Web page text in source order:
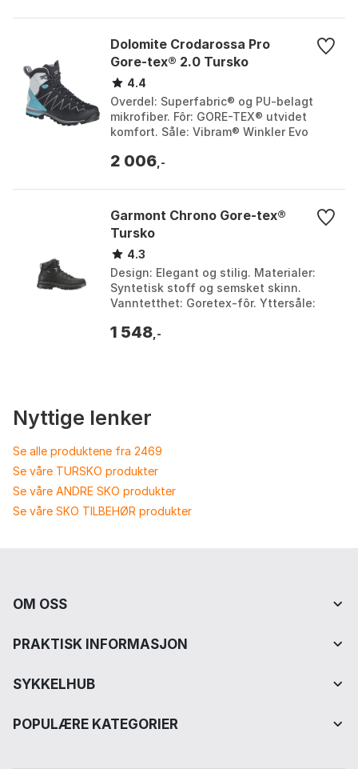
Dolomite Crodarossa Pro
Gore-tex® 2.0 Tursko
4.4
Overdel: Superfabric® og PU-belagt
mikrofiber. Fôr: GORE-TEX® utvidet
komfort. Såle: Vibram® Winkler Evo
presis. Farge: Blac...
2 006 ,-
Garmont Chrono Gore-tex®
Tursko
4.3
Design: Elegant og stilig. Materialer:
Syntetisk stoff og semsket skinn.
Vanntetthet: Goretex-fôr. Yttersåle:
Brown, Marigold ...
1 548 ,-
Nyttige lenker
Se alle produktene fra 2469
Se våre TURSKO produkter
Se våre ANDRE SKO produkter
Se våre SKO TILBEHØR produkter
OM OSS
PRAKTISK INFORMASJON
SYKKELHUB
POPULÆRE KATEGORIER